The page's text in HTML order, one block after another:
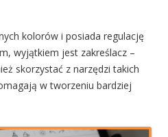
kolorów i posiada regulację
wyjątkiem jest zakreślacz –
skorzystać z narzędzi takich
w tworzeniu bardziej